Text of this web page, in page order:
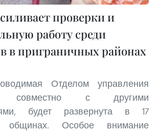
проверки и
работу среди
в приграничных районах
Отделом управления
совместно с другими
будет развернута в 17
общинах. Особое внимание